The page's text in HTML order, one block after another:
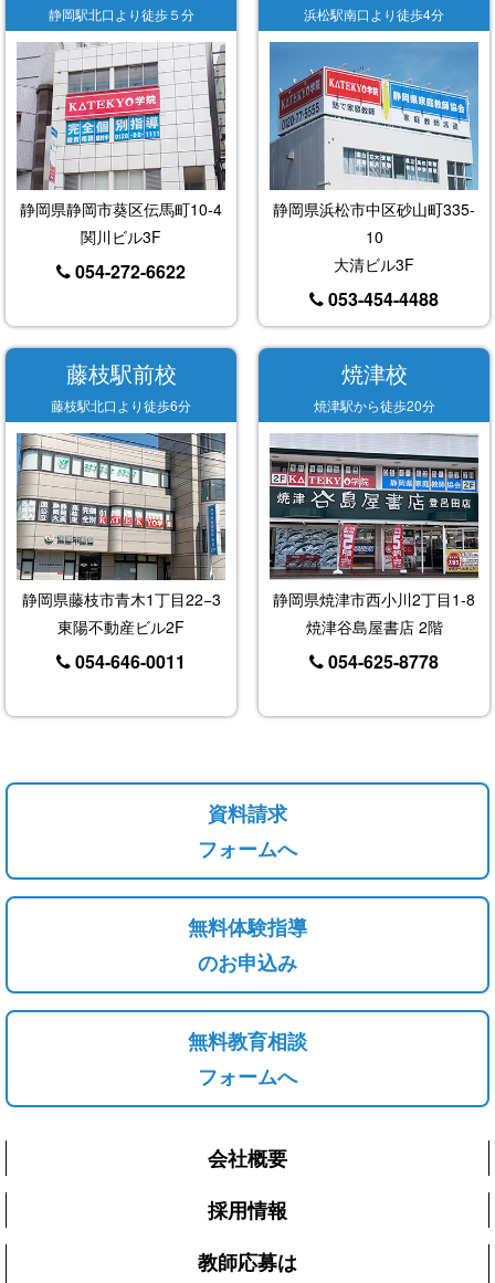
静岡駅北口より徒歩５分
静岡県静岡市葵区伝馬町10-4
関川ビル3F
054-272-6622
浜松駅南口より徒歩4分
静岡県浜松市中区砂山町335-
10
大清ビル3F
053-454-4488
藤枝駅前校
藤枝駅北口より徒歩6分
静岡県藤枝市青木1丁目22−3
東陽不動産ビル2F
054-646-0011
焼津校
焼津駅から徒歩20分
静岡県焼津市西小川2丁目1-8
焼津谷島屋書店 2階
054-625-8778
資料請求
フォームへ
無料体験指導
のお申込み
無料教育相談
フォームへ
会社概要
採用情報
教師応募は